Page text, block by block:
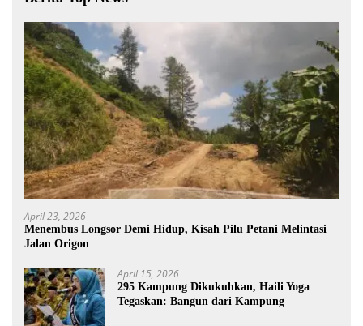
April 23, 2026
Menembus Longsor Demi Hidup, Kisah Pilu Petani Melintasi
Jalan Origon
April 15, 2026
295 Kampung Dikukuhkan, Haili Yoga
Tegaskan: Bangun dari Kampung